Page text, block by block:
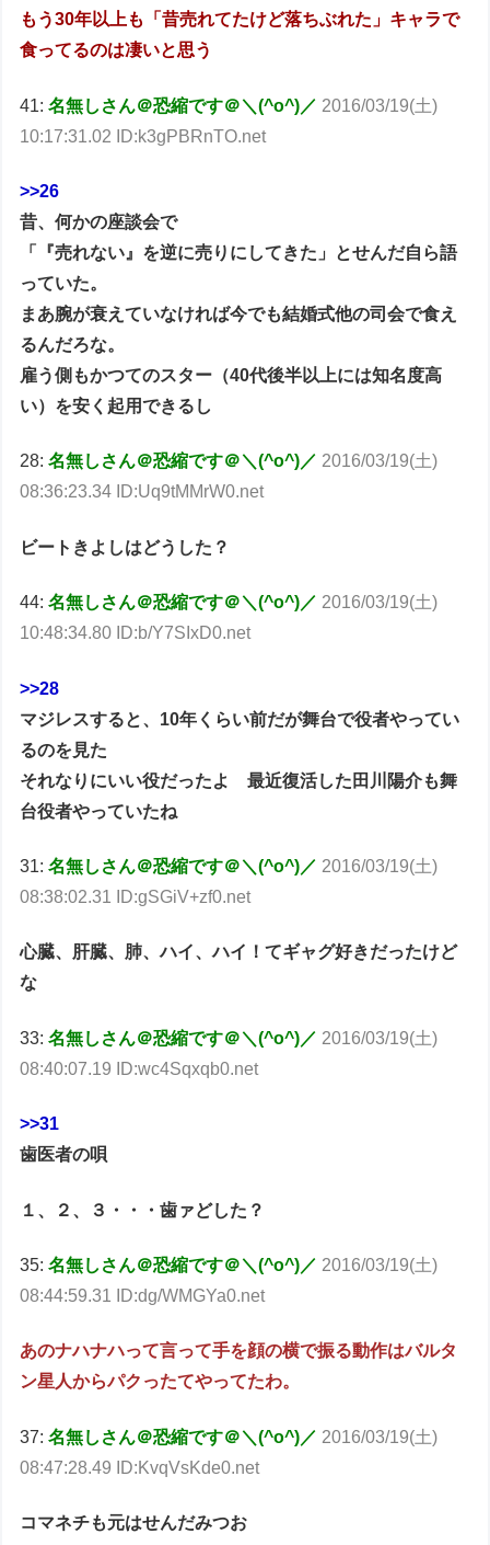
もう30年以上も「昔売れてたけど落ちぶれた」キャラで
食ってるのは凄いと思う
41:名無しさん＠恐縮です＠＼(^o^)／ 2016/03/19(土)
10:17:31.02 ID:k3gPBRnTO.net
>>26
昔、何かの座談会で
「『売れない』を逆に売りにしてきた」とせんだ自ら語
っていた。
まあ腕が衰えていなければ今でも結婚式他の司会で食え
るんだろな。
雇う側もかつてのスター（40代後半以上には知名度高
い）を安く起用できるし
28:名無しさん＠恐縮です＠＼(^o^)／ 2016/03/19(土)
08:36:23.34 ID:Uq9tMMrW0.net
ビートきよしはどうした？
44:名無しさん＠恐縮です＠＼(^o^)／ 2016/03/19(土)
10:48:34.80 ID:b/Y7SIxD0.net
>>28
マジレスすると、10年くらい前だが舞台で役者やってい
るのを見た
それなりにいい役だったよ 最近復活した田川陽介も舞
台役者やっていたね
31:名無しさん＠恐縮です＠＼(^o^)／ 2016/03/19(土)
08:38:02.31 ID:gSGiV+zf0.net
心臓、肝臓、肺、ハイ、ハイ！てギャグ好きだったけど
な
33:名無しさん＠恐縮です＠＼(^o^)／ 2016/03/19(土)
08:40:07.19 ID:wc4Sqxqb0.net
>>31
歯医者の唄
１、２、３・・・歯ァどした？
35:名無しさん＠恐縮です＠＼(^o^)／ 2016/03/19(土)
08:44:59.31 ID:dg/WMGYa0.net
あのナハナハって言って手を顔の横で振る動作はバルタ
ン星人からパクったてやってたわ。
37:名無しさん＠恐縮です＠＼(^o^)／ 2016/03/19(土)
08:47:28.49 ID:KvqVsKde0.net
コマネチも元はせんだみつお